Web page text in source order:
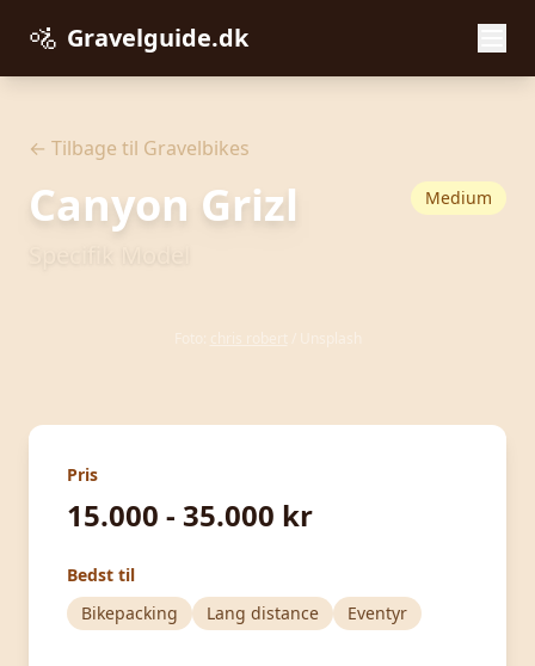
🚵 Gravelguide.dk
← Tilbage til Gravelbikes
Canyon Grizl Medium
Pris
15.000 - 35.000 kr
Bedst til
Bikepacking
Lang distance Eventyr